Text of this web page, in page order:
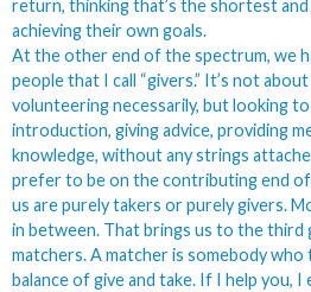
return, thinking that’s the shortest
achieving their own goals.
At the other end of the spectrum, we
people that I call “givers.” It’s not
volunteering necessarily, but looking
introduction, giving advice, providing
knowledge, without any strings
prefer to be on the contributing end
us are purely takers or purely givers.
in between. That brings us to the third
matchers. A matcher is somebody who
balance of give and take. If I help you, I